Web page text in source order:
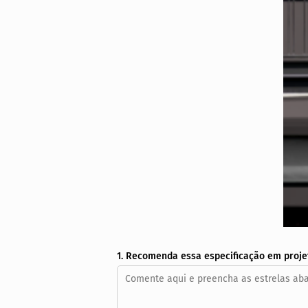
1. Recomenda essa especificação em